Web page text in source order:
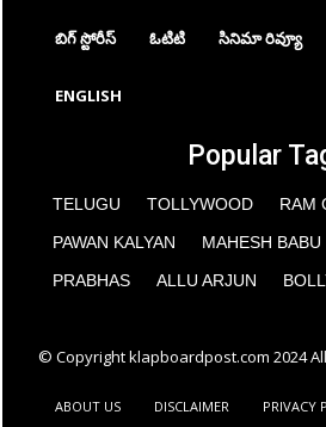
బిగ్ స్టోరీస్ ఓటిటి సినిమా రివ్యూ
ENGLISH
Popular
TELUGU TOLLYWOOD
RAM
PAWAN KALYAN
MAHESH BABU
PRABHAS
ALLU ARJUN
© Copyright klapboardpost.com 2024
ABOUT US DISCLAIMER
PRIVACY